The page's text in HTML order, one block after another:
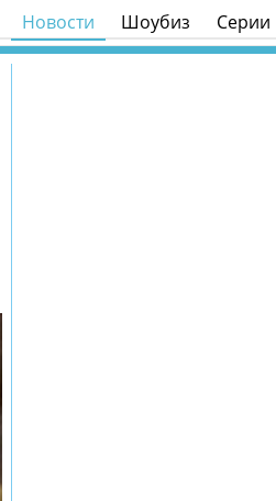
Новости Шоубиз Серии